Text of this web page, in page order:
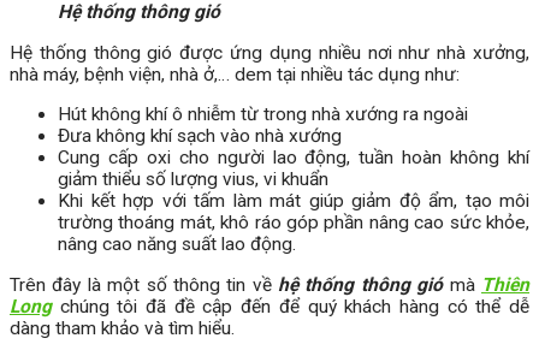
Hệ thống thông gió
Hệ thống thông gió được ứng dụng nhiều nơi như nhà xưởng,
nhà máy, bệnh viện, nhà ở,… dem tại nhiều tác dụng như:
Hút không khí ô nhiễm từ trong nhà xướng ra ngoài
Đưa không khí sạch vào nhà xướng
Cung cấp oxi cho người lao động, tuần hoàn không khí
giảm thiểu số lượng vius, vi khuẩn
Khi kết hợp với tấm làm mát giúp giảm độ ẩm, tạo môi
trường thoáng mát, khô ráo góp phần nâng cao sức khỏe,
nâng cao năng suất lao động.
Trên đây là một số thông tin về hệ thống thông giómà Thiên
Longchúng tôi đã đề cập đến để quý khách hàng có thể dễ
dàng tham khảo và tìm hiểu.